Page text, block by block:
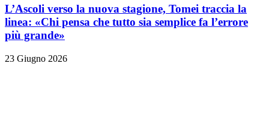
L’Ascoli verso la nuova stagione, Tomei traccia la
linea: «Chi pensa che tutto sia semplice fa l’errore
più grande»
23 Giugno 2026